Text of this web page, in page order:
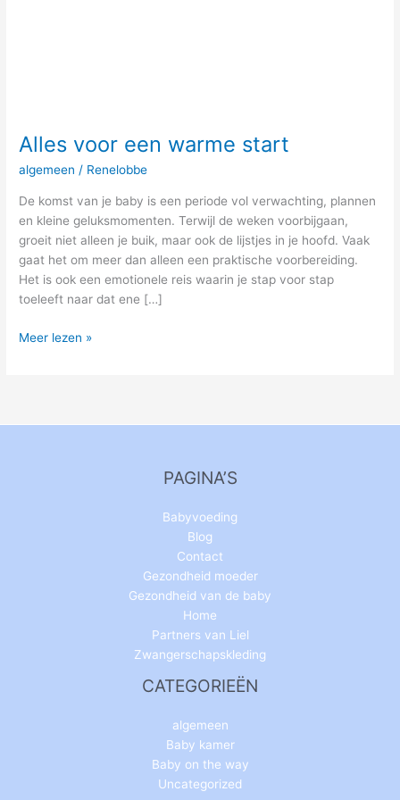
Alles voor een warme start
algemeen / Renelobbe
De komst van je baby is een periode vol verwachting, plannen
en kleine geluksmomenten. Terwijl de weken voorbijgaan,
groeit niet alleen je buik, maar ook de lijstjes in je hoofd. Vaak
gaat het om meer dan alleen een praktische voorbereiding.
Het is ook een emotionele reis waarin je stap voor stap
toeleeft naar dat ene […]
Meer lezen »
PAGINA’S
Babyvoeding
Blog
Contact
Gezondheid moeder
Gezondheid van de baby
Home
Partners van Liel
Zwangerschapskleding
CATEGORIEËN
algemeen
Baby kamer
Baby on the way
Uncategorized